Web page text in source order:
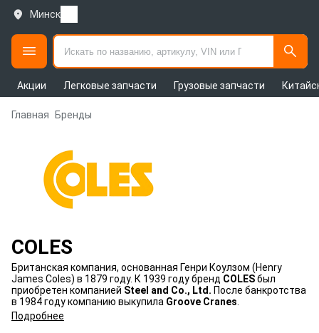
Минск
Акции Легковые запчасти Грузовые запчасти
Главная Бренды
COLES
Британская компания, основанная Генри Коулзом (Henry
James Coles) в 1879 году. К 1939 году бренд COLESбыл
приобретен компанией Steel and Co., Ltd. После банкротства
в 1984 году компанию выкупила Groove Cranes
Подробнее